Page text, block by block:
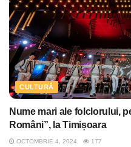
CULTURĂ
Nume mari ale folclorului,
Români”, la Timișoara
OCTOMBRIE 4, 2024 177